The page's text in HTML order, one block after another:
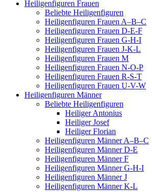
Heiligenfiguren Frauen
Beliebte Heiligenfiguren
Heiligenfiguren Frauen A–B–C
Heiligenfiguren Frauen D-E-F
Heiligenfiguren Frauen G-H-I
Heiligenfiguren Frauen J-K-L
Heiligenfiguren Frauen M
Heiligenfiguren Frauen N-O-P
Heiligenfiguren Frauen R-S-T
Heiligenfiguren Frauen U-V-W
Heiligenfiguren Männer
Beliebte Heiligenfiguren
Heiliger Antonius
Heiliger Josef
Heiliger Florian
Heiligenfiguren Männer A–B–C
Heiligenfiguren Männer D-E
Heiligenfiguren Männer F
Heiligenfiguren Männer G-H-I
Heiligenfiguren Männer J
Heiligenfiguren Männer K-L